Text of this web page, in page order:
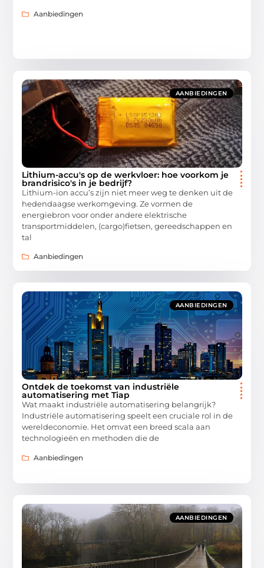
Aanbiedingen
AANBIEDINGEN
Lithium-accu's op de werkvloer: hoe voorkom je
brandrisico's in je bedrijf?
Lithium-ion accu’s zijn niet meer weg te denken uit de
hedendaagse werkomgeving. Ze vormen de
energiebron voor onder andere elektrische
transportmiddelen, (cargo)fietsen, gereedschappen en
tal
Aanbiedingen
AANBIEDINGEN
Ontdek de toekomst van industriële
automatisering met Tiap
Wat maakt industriële automatisering belangrijk?
Industriële automatisering speelt een cruciale rol in de
wereldeconomie. Het omvat een breed scala aan
technologieën en methoden die de
Aanbiedingen
AANBIEDINGEN